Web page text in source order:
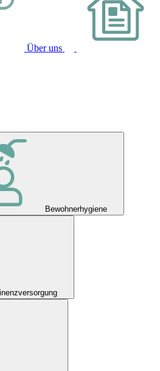
Über uns
Bewohnerhygiene